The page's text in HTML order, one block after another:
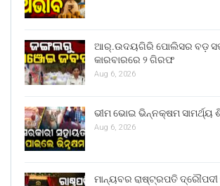
ଆର୍.ଉଦୟଗିରି ପୋଲିସର ବଡ଼
କାରବାରରେ ୨ ଗିରଫ
Aug 6, 2026
ଭୀମ ଭୋଇ ଭିନ୍ନକ୍ଷମ
Aug 6, 2026
ମାନ୍ୟବର ରାଷ୍ଟ୍ରପତି ଦ୍ରୌପଦୀ